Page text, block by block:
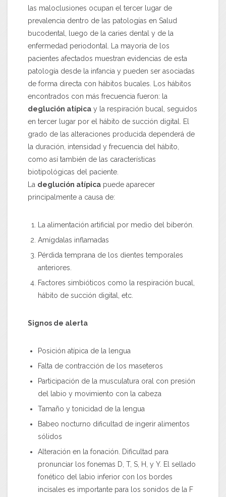
las maloclusiones ocupan el tercer lugar de
prevalencia dentro de las patologías en Salud
bucodental, luego de la caries dental y de la
enfermedad periodontal. La mayoría de los
pacientes afectados muestran evidencias de esta
patología desde la infancia y pueden ser asociadas
de forma directa con hábitos bucales. Los hábitos
encontrados con más frecuencia fueron: la
deglución atípica y la respiración bucal, seguidos
en tercer lugar por el hábito de succión digital. El
grado de las alteraciones producida dependerá de
la duración, intensidad y frecuencia del hábito,
como así también de las características
biotipológicas del paciente.
La deglución atípica puede aparecer
principalmente a causa de:
La alimentación artificial por medio del biberón.
Amígdalas inflamadas
Pérdida temprana de los dientes temporales
anteriores.
Factores simbióticos como la respiración bucal,
hábito de succión digital, etc.
Signos de alerta
Posición atípica de la lengua
Falta de contracción de los maseteros
Participación de la musculatura oral con presión
del labio y movimiento con la cabeza
Tamaño y tonicidad de la lengua
Babeo nocturno dificultad de ingerir alimentos
sólidos
Alteración en la fonación. Dificultad para
pronunciar los fonemas D, T, S, H, y Y. El sellado
fonético del labio inferior con los bordes
incisales es importante para los sonidos de la F